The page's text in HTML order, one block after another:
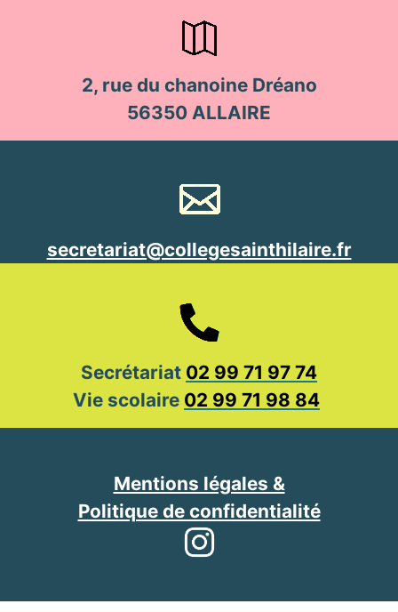
2, rue du chanoine Dréano
56350 ALLAIRE
secretariat@collegesainthilaire.fr
Secrétariat 02 99 71 97 74
Vie scolaire 02 99 71 98 84
Mentions légales &
Politique de confidentialité